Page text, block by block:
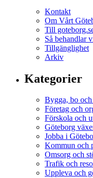
Kontakt
Om Vårt
Till
Så behandlar
Tillgänglighet
Arkiv
Kategorier
Bygga, bo
Företag och
Förskola och
Göteborg
Jobba i
Kommun och
Omsorg och
Trafik och
Uppleva och